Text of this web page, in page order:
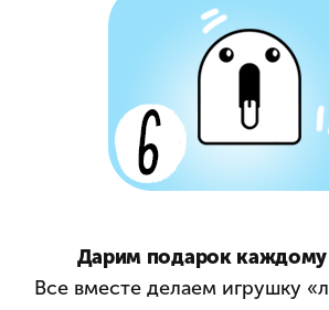
Дарим подарок каждому
Все вместе делаем игрушку